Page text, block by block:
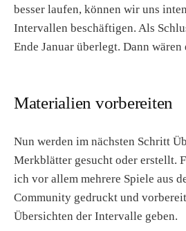
besser laufen, können wir uns
Intervallen beschäftigen. Als
Ende Januar überlegt. Dann wären
Materialien vorbereiten
Nun werden im nächsten Schritt
Merkblätter gesucht oder erstellt.
ich vor allem mehrere Spiele aus
Community gedruckt und
Übersichten der Intervalle geben.